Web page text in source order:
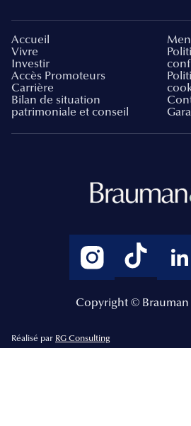
Accueil
Vivre
Investir
Accès Promoteurs
Carrière
Bilan de situation
patrimoniale et conseil
Copyright © Brauman
Réalisé par RG Consulting